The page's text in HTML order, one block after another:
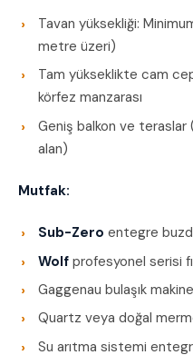
Tavan yüksekliği:
metre üzeri)
Tam yükseklikte cam
körfez manzarası
Geniş balkon ve teraslar
alan)
Mutfak:
Sub-Zero entegre
Wolf profesyonel serisi
Gaggenau bulaşık
Quartz veya doğal
Su arıtma sistemi